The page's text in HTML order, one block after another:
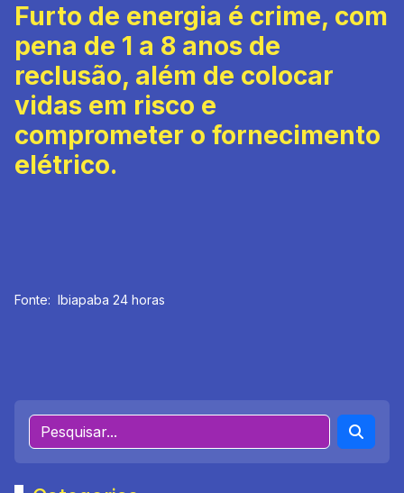
Furto de energia é crime, com
pena de 1 a 8 anos de
reclusão, além de colocar
vidas em risco e
comprometer o fornecimento
elétrico.
Fonte: Ibiapaba 24 horas